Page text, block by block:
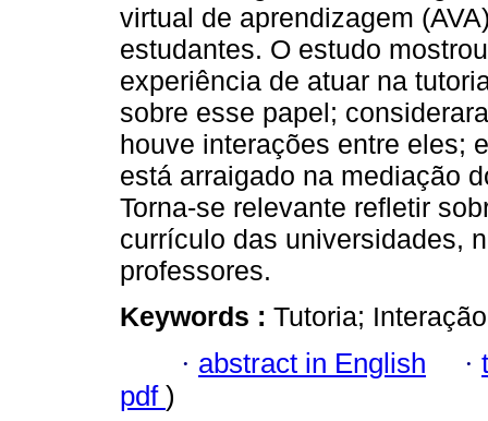
virtual de aprendizagem
estudantes. O estudo
experiência de atuar na
sobre esse papel;
houve interações entre eles;
está arraigado na mediação
Torna-se relevante refletir
currículo das universidades,
professores.
Keywords : Tutoria;
· abstract in English ·
pdf )